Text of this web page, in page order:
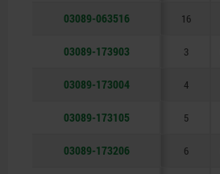
03089-063516 16
03089-173903 3
03089-173004 4
03089-173105 5
03089-173206 6